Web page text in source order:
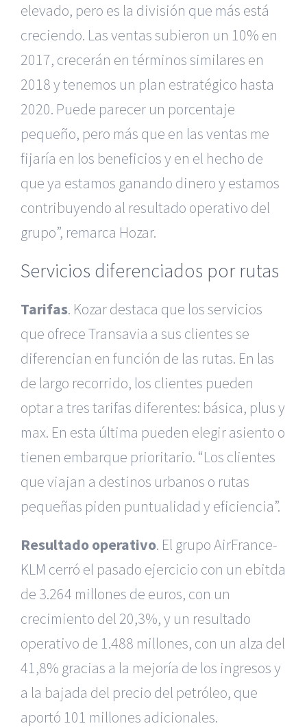
elevado, pero es la división que más está
creciendo. Las ventas subieron un 10% en
2017, crecerán en términos similares en
2018 y tenemos un plan estratégico hasta
2020. Puede parecer un porcentaje
pequeño, pero más que en las ventas me
fijaría en los beneficios y en el hecho de
que ya estamos ganando dinero y estamos
contribuyendo al resultado operativo del
grupo”, remarca Hozar.
Servicios diferenciados por rutas
Tarifas. Kozar destaca que los servicios
que ofrece Transavia a sus clientes se
diferencian en función de las rutas. En las
de largo recorrido, los clientes pueden
optar a tres tarifas diferentes: básica, plus y
max. En esta última pueden elegir asiento o
tienen embarque prioritario. “Los clientes
que viajan a destinos urbanos o rutas
pequeñas piden puntualidad y eficiencia”.
Resultado operativo. El grupo AirFrance-
KLM cerró el pasado ejercicio con un ebitda
de 3.264 millones de euros, con un
crecimiento del 20,3%, y un resultado
operativo de 1.488 millones, con un alza del
41,8% gracias a la mejoría de los ingresos y
a la bajada del precio del petróleo, que
aportó 101 millones adicionales.